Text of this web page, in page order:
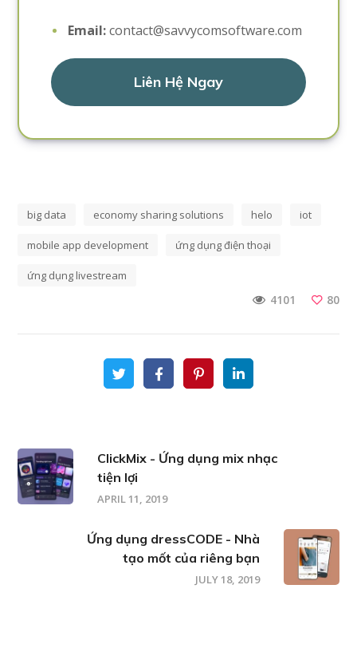
Email: contact@savvycomsoftware.com
Liên Hệ Ngay
big data economy sharing solutions helo iot
mobile app development ứng dụng điện thoại
ứng dụng livestream
4101 80
ClickMix - Ứng dụng mix nhạc
tiện lợi
APRIL 11, 2019
Ứng dụng dressCODE - Nhà
tạo mốt của riêng bạn
JULY 18, 2019